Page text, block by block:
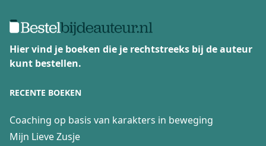
Lees dit boek vooral als:Als je weer eens
gewoon wil lachen om komische situaties die
zich hoofdzakelijk afspelen in de vorige eeuw.
Hier vind je boeken die je rechtstreeks bij de auteur
kunt bestellen.
RECENTE BOEKEN
Coaching op basis van karakters in beweging
Mijn Lieve Zusje